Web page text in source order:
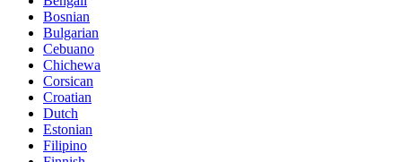
Bosnian
Bulgarian
Cebuano
Chichewa
Corsican
Croatian
Dutch
Estonian
Filipino